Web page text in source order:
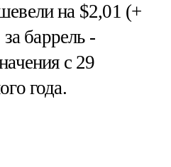
на $2,01 (+
баррель -
с 29
года.